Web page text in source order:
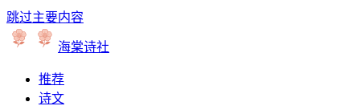
跳过主要内容
海棠诗社
推荐
诗文